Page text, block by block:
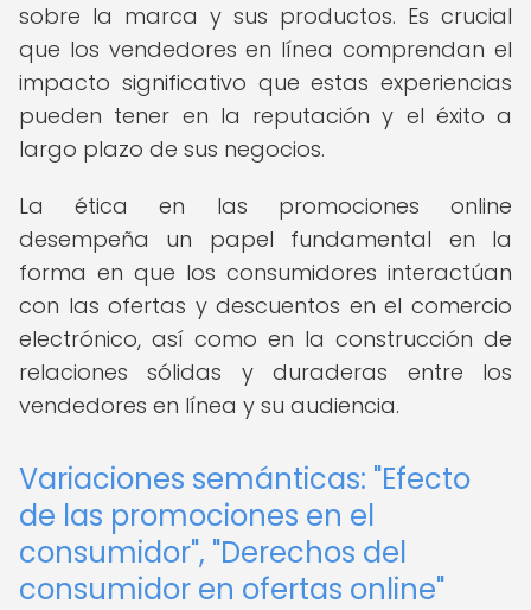
sobre la marca y sus productos. Es crucial
que los vendedores en línea comprendan el
impacto significativo que estas experiencias
pueden tener en la reputación y el éxito a
largo plazo de sus negocios.
La ética en las promociones online
desempeña un papel fundamental en la
forma en que los consumidores interactúan
con las ofertas y descuentos en el comercio
electrónico, así como en la construcción de
relaciones sólidas y duraderas entre los
vendedores en línea y su audiencia.
Variaciones semánticas: "Efecto
de las promociones en el
consumidor", "Derechos del
consumidor en ofertas online"